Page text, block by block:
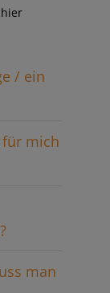
/ ein
für mich
man